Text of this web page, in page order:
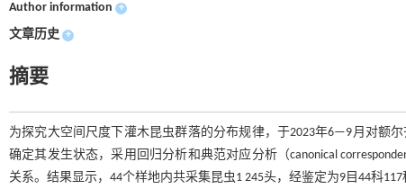
Author information +
文章历史 +
摘要
为探究大空间尺度下灌木昆虫群落的分布规律，于2023年6—9月对额
确定其发生状态，采用回归分析和典范对应分析（canonical
关系。结果显示，44个样地内共采集昆虫1 245头，经鉴定为9目44科